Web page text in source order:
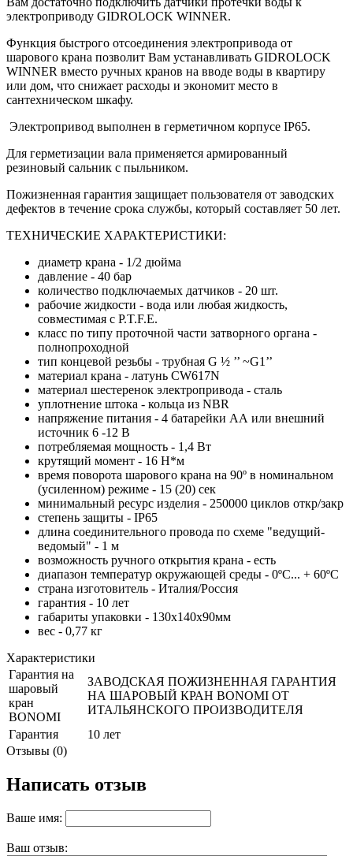
электроприводу GIDROLOCK WINNER.
Функция быстрого отсоединения электропривода от
шарового крана позволит Вам устанавливать GIDROLOCK
WINNER вместо ручных кранов на вводе воды в квартиру
или дом, что снижает расходы и экономит место в
сантехническом шкафу.
Электропривод выполнен в герметичном корпусе IP65.
Для герметизации вала применяется армированный
резиновый сальник с пыльником.
Пожизненная гарантия защищает пользователя от заводских
дефектов в течение срока службы, который составляет 50 лет.
ТЕХНИЧЕСКИЕ ХАРАКТЕРИСТИКИ:
диаметр крана - 1/2 дюйма
давление - 40 бар
количество подключаемых датчиков - 20 шт.
рабочие жидкости - вода или любая жидкость,
совместимая с P.T.F.E.
класс по типу проточной части затворного органа -
полнопроходной
тип концевой резьбы - трубная G ½ ’’ ~G1’’
материал крана - латунь CW617N
материал шестеренок электропривода - сталь
уплотнение штока - кольца из NBR
напряжение питания - 4 батарейки АА или внешний
источник 6 -12 В
потребляемая мощность - 1,4 Вт
крутящий момент - 16 Н*м
время поворота шарового крана на 90º в номинальном
(усиленном) режиме - 15 (20) сек
минимальный ресурс изделия - 250000 циклов откр/закр
степень защиты - IP65
длина соединительного провода по схеме "ведущий-
ведомый" - 1 м
возможность ручного открытия крана - есть
диапазон температур окружающей среды - 0ºС... + 60ºС
страна изготовитель - Италия/Россия
гарантия - 10 лет
габариты упаковки - 130x140x90мм
вес - 0,77 кг
Характеристики
Гарантия на
шаровый
кран
BONOMI
ЗАВОДСКАЯ ПОЖИЗНЕННАЯ ГАРАНТИЯ
НА ШАРОВЫЙ КРАН BONOMI ОТ
ИТАЛЬЯНСКОГО ПРОИЗВОДИТЕЛЯ
Гарантия
10 лет
Отзывы (0)
Написать отзыв
Ваше имя:
Ваш отзыв: